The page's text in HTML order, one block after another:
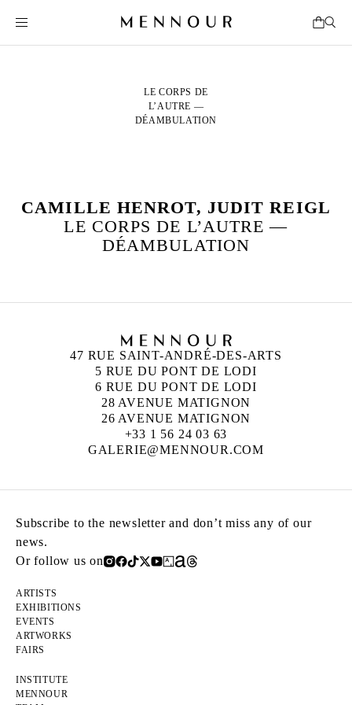
LE CORPS DE
L’AUTRE —
DÉAMBULATION
CAMILLE HENROT, JUDIT REIGL
LE CORPS DE L’AUTRE —
DÉAMBULATION
47 RUE SAINT-ANDRÉ-DES-ARTS
5 RUE DU PONT DE LODI
6 RUE DU PONT DE LODI
28 AVENUE MATIGNON
26 AVENUE MATIGNON
+33 1 56 24 03 63
GALERIE@MENNOUR.COM
Subscribe to the newsletter and don’t miss any of our
news.
Or follow us on
ARTISTS
EXHIBITIONS
EVENTS
ARTWORKS
FAIRS
INSTITUTE
MENNOUR